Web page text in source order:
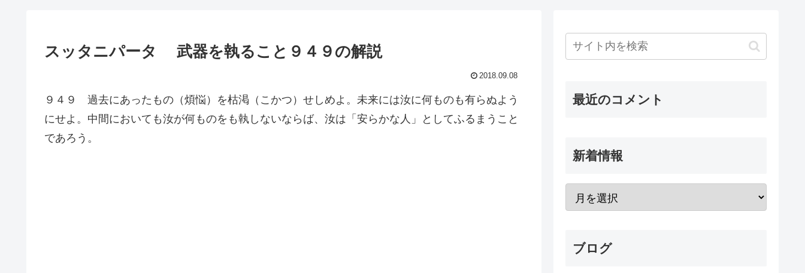
スッタニパータ 武器を執ること９４９の解説
2018.09.08
９４９ 過去にあったもの（煩悩）を枯渇（こかつ）せしめよ。未来には汝に何ものも有らぬよう
にせよ。中間においても汝が何ものをも執しないならば、汝は「安らかな人」としてふるまうこと
であろう。
最近のコメント
新着情報
ブログ